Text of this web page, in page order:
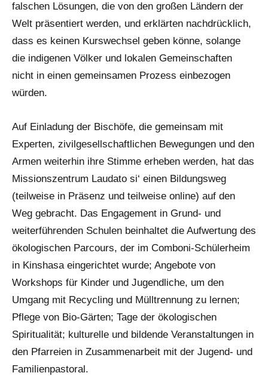
falschen Lösungen, die von den großen Ländern der
Welt präsentiert werden, und erklärten nachdrücklich,
dass es keinen Kurswechsel geben könne, solange
die indigenen Völker und lokalen Gemeinschaften
nicht in einen gemeinsamen Prozess einbezogen
würden.
Auf Einladung der Bischöfe, die gemeinsam mit
Experten, zivilgesellschaftlichen Bewegungen und den
Armen weiterhin ihre Stimme erheben werden, hat das
Missionszentrum Laudato si‘ einen Bildungsweg
(teilweise in Präsenz und teilweise online) auf den
Weg gebracht. Das Engagement in Grund- und
weiterführenden Schulen beinhaltet die Aufwertung des
ökologischen Parcours, der im Comboni-Schülerheim
in Kinshasa eingerichtet wurde; Angebote von
Workshops für Kinder und Jugendliche, um den
Umgang mit Recycling und Mülltrennung zu lernen;
Pflege von Bio-Gärten; Tage der ökologischen
Spiritualität; kulturelle und bildende Veranstaltungen in
den Pfarreien in Zusammenarbeit mit der Jugend- und
Familienpastoral.